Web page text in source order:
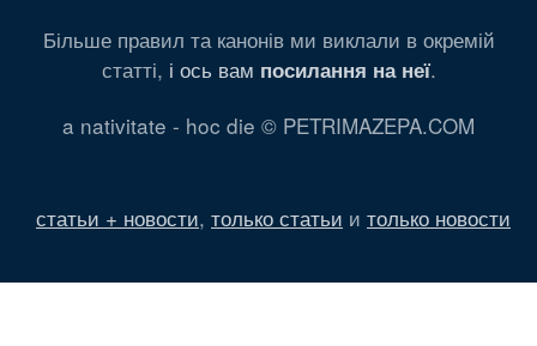
Більше правил та канонів ми виклали в окремій
статті, і ось вам посилання на неї.
a nativitate - hoc die © PETRIMAZEPA.COM
статьи + новости, только статьи и только новости